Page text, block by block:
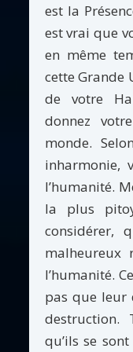
est la
est vrai que
en même
cette Grande
de votre
donnez
monde.
inharmonie,
l’humanité.
la plus
considérer,
malheureux
l’humanité.
pas que leur
qu’ils se